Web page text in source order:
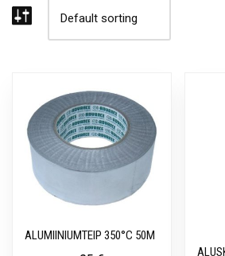
ALUMIINIUMTEIP 350°C 50M